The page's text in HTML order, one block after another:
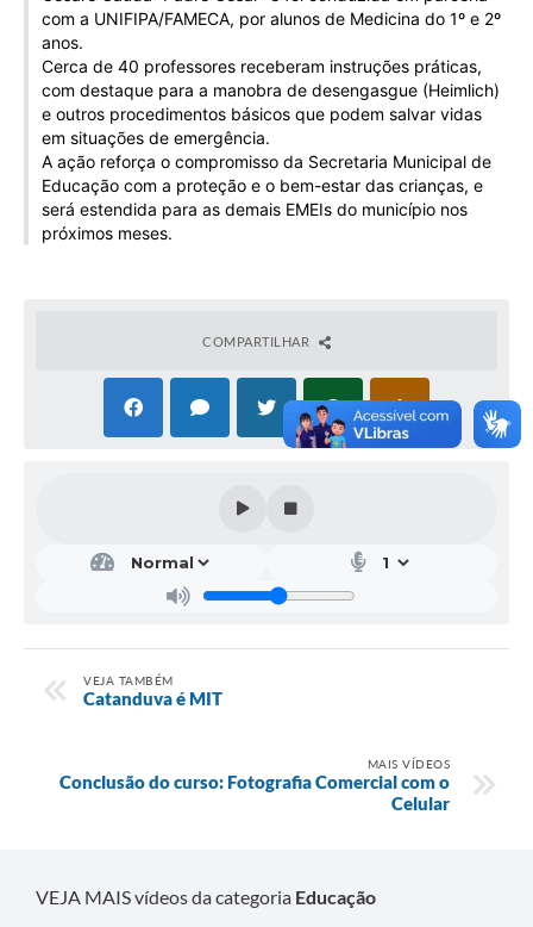
Telefones Úteis
A Prefeitura
Enquete
Jornal
Agenda
SIC
com a UNIFIPA/FAMECA, por alunos de Medicina do 1º e 2º
anos.
Cerca de 40 professores receberam instruções práticas,
com destaque para a manobra de desengasgue (Heimlich)
e outros procedimentos básicos que podem salvar vidas
em situações de emergência.
A ação reforça o compromisso da Secretaria Municipal de
Educação com a proteção e o bem-estar das crianças, e
será estendida para as demais EMEIs do município nos
próximos meses.
COMPARTILHAR
VEJA TAMBÉM
Catanduva é MIT
MAIS VÍDEOS
Conclusão do curso: Fotografia Comercial com o
Celular
VEJA MAIS vídeos da categoria Educação